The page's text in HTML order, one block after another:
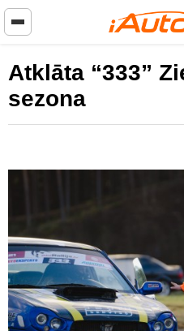
Atklāta “333”
sezona